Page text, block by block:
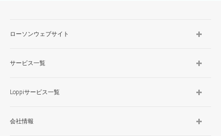
ローソンウェブサイト
サービス一覧
Loppiサービス一覧
会社情報